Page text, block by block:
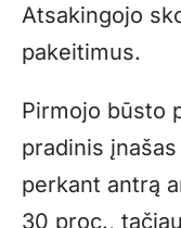
Atsakingojo
pakeitimus.
Pirmojo būsto
pradinis
perkant antrą
30 proc.,